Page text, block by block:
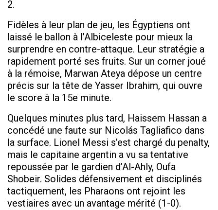
2.
Fidèles à leur plan de jeu, les Égyptiens ont
laissé le ballon à l’Albiceleste pour mieux la
surprendre en contre-attaque. Leur stratégie a
rapidement porté ses fruits. Sur un corner joué
à la rémoise, Marwan Ateya dépose un centre
précis sur la tête de Yasser Ibrahim, qui ouvre
le score à la 15e minute.
Quelques minutes plus tard, Haissem Hassan a
concédé une faute sur Nicolás Tagliafico dans
la surface. Lionel Messi s’est chargé du penalty,
mais le capitaine argentin a vu sa tentative
repoussée par le gardien d’Al-Ahly, Oufa
Shobeir. Solides défensivement et disciplinés
tactiquement, les Pharaons ont rejoint les
vestiaires avec un avantage mérité (1-0).